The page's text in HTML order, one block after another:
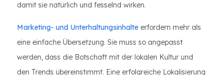
damit sie natürlich und fesselnd wirken.
Marketing- und Unterhaltungsinhalte erfordern mehr als
eine einfache Übersetzung. Sie muss so angepasst
werden, dass die Botschaft mit der lokalen Kultur und
den Trends übereinstimmt. Eine erfolgreiche Lokalisierung